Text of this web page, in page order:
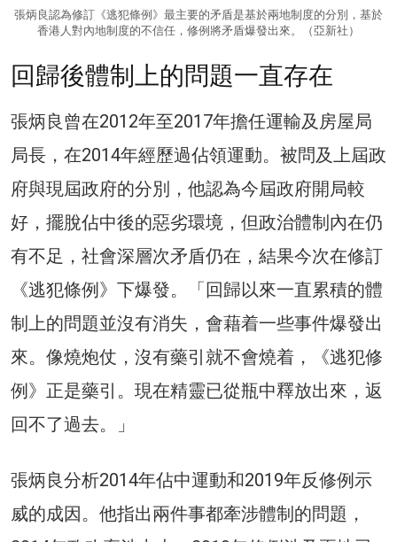
張炳良認為修訂《逃犯條例》最主要的矛盾是基於兩地制度的分別，基於
香港人對內地制度的不信任，修例將矛盾爆發出來。（亞新社）
回歸後體制上的問題一直存在
張炳良曾在2012年至2017年擔任運輸及房屋局
局長，在2014年經歷過佔領運動。被問及上屆政
府與現屆政府的分別，他認為今屆政府開局較
好，擺脫佔中後的惡劣環境，但政治體制內在仍
有不足，社會深層次矛盾仍在，結果今次在修訂
《逃犯條例》下爆發。「回歸以來一直累積的體
制上的問題並沒有消失，會藉着一些事件爆發出
來。像燒炮仗，沒有藥引就不會燒着，《逃犯修
例》正是藥引。現在精靈已從瓶中釋放出來，返
回不了過去。」
張炳良分析2014年佔中運動和2019年反修例示
威的成因。他指出兩件事都牽涉體制的問題，